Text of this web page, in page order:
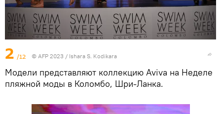
2 /12 © AFP 2023 / Ishara S. Kodikara
Модели представляют коллекцию Aviva на Неделе
пляжной моды в Коломбо, Шри-Ланка.